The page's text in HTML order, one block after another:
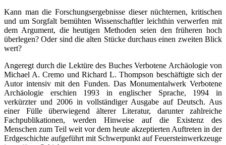
Kann man die Forschungsergebnisse dieser nüchternen, kritischen
und um Sorgfalt bemühten Wissenschaftler leichthin verwerfen mit
dem Argument, die heutigen Methoden seien den früheren hoch
überlegen? Oder sind die alten Stücke durchaus einen zweiten Blick
wert?
Angeregt durch die Lektüre des Buches Verbotene Archäologie von
Michael A. Cremo und Richard L. Thompson beschäftigte sich der
Autor intensiv mit den Funden. Das Monumentalwerk Verbotene
Archäologie erschien 1993 in englischer Sprache, 1994 in
verkürzter und 2006 in vollständiger Ausgabe auf Deutsch. Aus
einer Fülle überwiegend älterer Literatur, darunter zahlreiche
Fachpublikationen, werden Hinweise auf die Existenz des
Menschen zum Teil weit vor dem heute akzeptierten Auftreten in der
Erdgeschichte aufgeführt mit Schwerpunkt auf Feuersteinwerkzeuge